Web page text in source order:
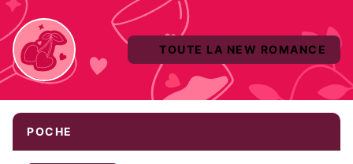
TOUTE LA NEW ROMANCE
POCHE